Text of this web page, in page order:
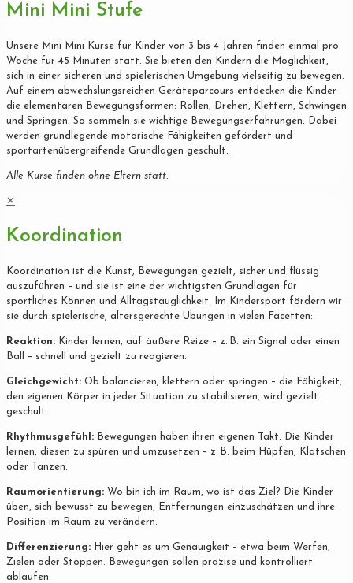
Mini Mini Stufe
Unsere Mini Mini Kurse für Kinder von 3 bis 4 Jahren finden einmal pro
Woche für 45 Minuten statt. Sie bieten den Kindern die Möglichkeit,
sich in einer sicheren und spielerischen Umgebung vielseitig zu bewegen.
Auf einem abwechslungsreichen Geräteparcours entdecken die Kinder
die elementaren Bewegungsformen: Rollen, Drehen, Klettern, Schwingen
und Springen. So sammeln sie wichtige Bewegungserfahrungen. Dabei
werden grundlegende motorische Fähigkeiten gefördert und
sportartenübergreifende Grundlagen geschult.
Alle Kurse finden ohne Eltern statt.
✕
Koordination
Koordination ist die Kunst, Bewegungen gezielt, sicher und flüssig
auszuführen – und sie ist eine der wichtigsten Grundlagen für
sportliches Können und Alltagstauglichkeit. Im Kindersport fördern wir
sie durch spielerische, altersgerechte Übungen in vielen Facetten:
Reaktion: Kinder lernen, auf äußere Reize – z. B. ein Signal oder einen
Ball – schnell und gezielt zu reagieren.
Gleichgewicht: Ob balancieren, klettern oder springen – die Fähigkeit,
den eigenen Körper in jeder Situation zu stabilisieren, wird gezielt
geschult.
Rhythmusgefühl: Bewegungen haben ihren eigenen Takt. Die Kinder
lernen, diesen zu spüren und umzusetzen – z. B. beim Hüpfen, Klatschen
oder Tanzen.
Raumorientierung: Wo bin ich im Raum, wo ist das Ziel? Die Kinder
üben, sich bewusst zu bewegen, Entfernungen einzuschätzen und ihre
Position im Raum zu verändern.
Differenzierung: Hier geht es um Genauigkeit – etwa beim Werfen,
Zielen oder Stoppen. Bewegungen sollen präzise und kontrolliert
ablaufen.